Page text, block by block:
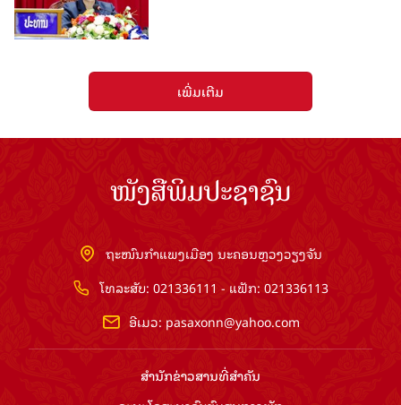
ເພີ່ມເຕີມ
ໜັງສືພິມປະຊາຊົນ
ຖະໜົນກຳແພງເມືອງ ນະຄອນຫຼວງວຽງຈັນ
ໂທລະສັບ: 021336111 - ແຟັກ: 021336113
ອີເມວ: pasaxonn@yahoo.com
ສຳ​ນັກ​ຂ່າວ​ສານ​ທີ່​ສຳ​ຄັນ​